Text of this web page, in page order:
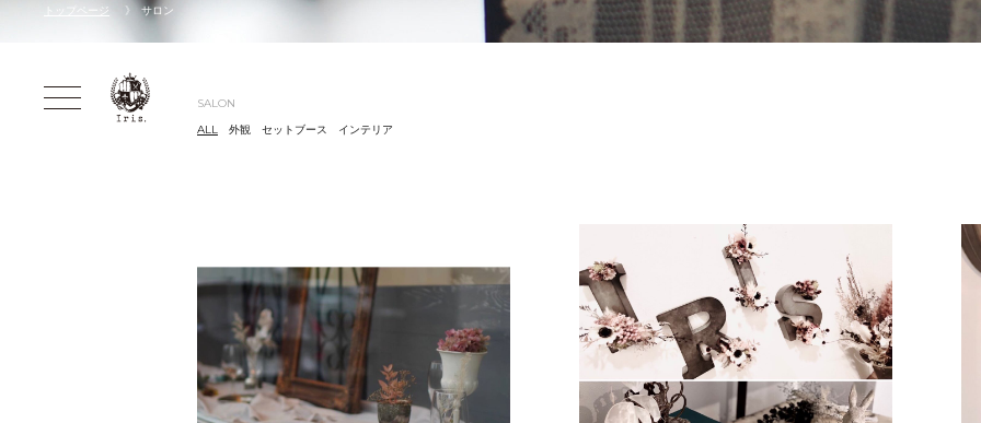
トップページ サロン
SALON
ALL
外観 セットブース インテリア